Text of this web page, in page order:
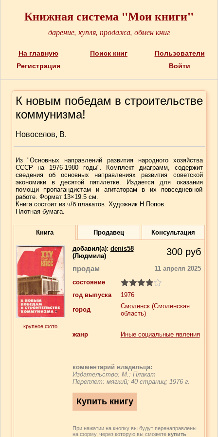
Книжная система "Мои книги"
дарение, купля, продажа, обмен книг
На главную Поиск книг
Пользователи
Регистрация
Войти
К новым победам в строительстве
коммунизма!
Новоселов, В.
Из "Основных направлений развития народного хозяйства
СССР на 1976-1980 годы". Комплект диаграмм, содержит
сведения об основных направлениях развития советской
экономики в десятой пятилетке. Издается для оказания
помощи пропагандистам и агитаторам в их повседневной
работе. Формат 13×19.5 см.
Книга состоит из ч/б плакатов. Художник Н.Попов.
Плотная бумага.
Книга Продавец Консультация
крупное фото
добавил(a): denis58
(Людмила)
300 руб
продам
11 апреля 2025
состояние
год выпуска
1976
город
Смоленск(Смоленская
область)
жанр Иные социальные явления
комментарий владельца:
Издательство: М.: Плакат
Переплет: мягкий; 40 страниц; 1976 г.
При нажатии на кнопку вы будут перенаправлены
на форму, через которую вы сможете купить